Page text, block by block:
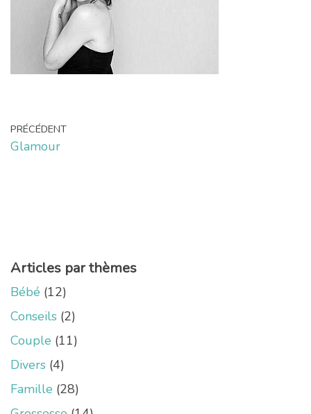
PRÉCÉDENT
Glamour
Articles par thèmes
Bébé (12)
Conseils (2)
Couple (11)
Divers (4)
Famille (28)